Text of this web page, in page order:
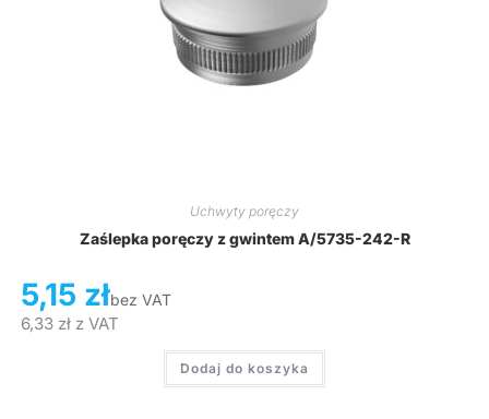
Uchwyty poręczy
Zaślepka poręczy z gwintem A/5735-242-R
5,15 złbez VAT
6,33 złz VAT
Dodaj do koszyka